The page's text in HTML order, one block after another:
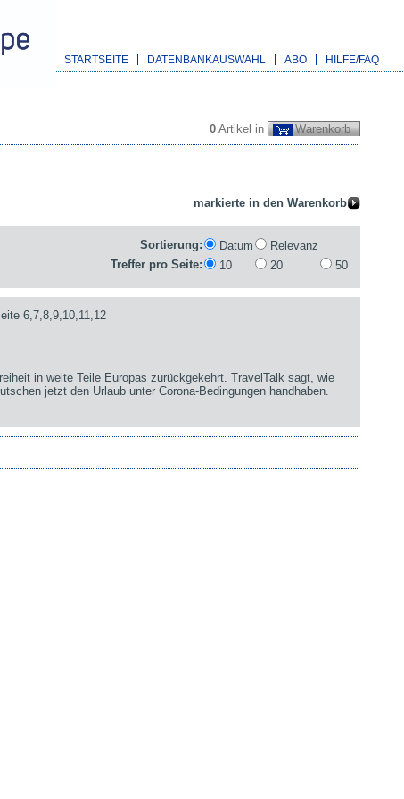
STARTSEITE DATENBANKAUSWAHL ABO HILFE/FAQ
0 Artikel in Warenkorb
Sortierung: Datum
Relevanz
Treffer pro Seite:
10 20 50
6,7,8,9,10,11,12
in weite Teile Europas zurückgekehrt. TravelTalk sagt, wie
jetzt den Urlaub unter Corona-Bedingungen handhaben.